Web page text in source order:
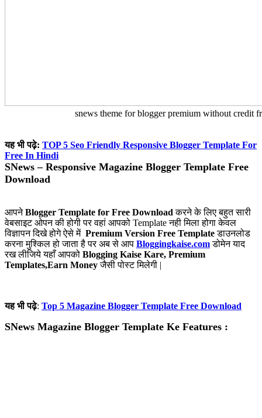
snews theme for blogger premium without credit
यह भी पढ़े: TOP 5 Seo Friendly Responsive Blogger Template For
Free In Hindi
SNews – Responsive Magazine Blogger Template Free
Download
आपनेBlogger Template for Free Download करने के लिए बहुत सारी
वेबसाइट ओपन की होगी पर वहां आपको Template नही मिला होगा केवल
विज्ञापन दिखे होगे ऐसे में Premium Version Free Templateडाउनलोड
करना मुश्किल हो जाता है पर अब से आप Bloggingkaise.com डोमेन याद
रख लीजिये यहाँ आपको Blogging Kaise Kare, Premium
Templates,Earn Moneyजैसी पोस्ट मिलेगी |
यह भी पढ़े: Top 5 Magazine Blogger Template Free Download
SNews Magazine Blogger Template Ke Features :